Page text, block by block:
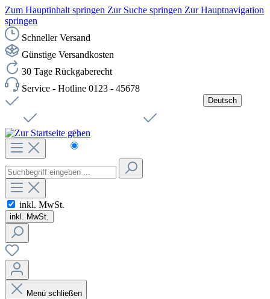
Zum Hauptinhalt springen Zur Suche springen Zur Hauptnavigation
springen
Schneller Versand
Günstige Versandkosten
30 Tage Rückgaberecht
Service - Hotline 0123 - 45678
Deutsch
Čeština
inkl. MwSt.
inkl. MwSt.
Menü schließen